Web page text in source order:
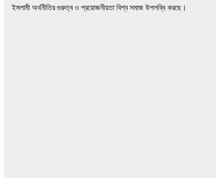
ইসলামী অর্থনীতির গুরুত্ব ও প্রয়োজনীয়তা বিশ্ব সমাজ উপলব্ধি করছে।